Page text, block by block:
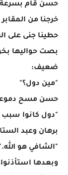
حسن قام بسرعة
خرجنا من
حطينا جنى على
بصت حواليها
ضعيف:
"مين دول؟"
حسن مسح
"دول كانوا سبب
برهان وعبد
"الشافي هو
وبعدها